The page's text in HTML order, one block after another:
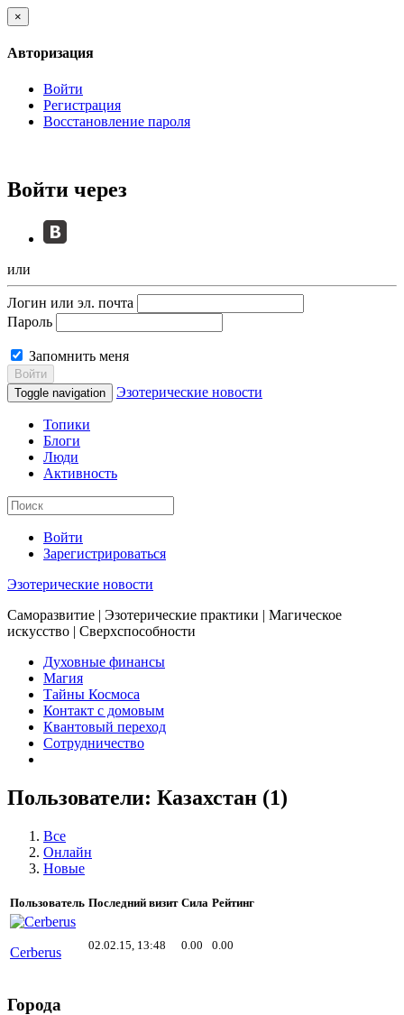
×
Авторизация
Войти
Регистрация
Восстановление пароля
Войти через
или
Логин или эл. почта
Пароль
Запомнить меня
Войти
Toggle navigation
Эзотерические новости
Топики
Блоги
Люди
Активность
Войти
Зарегистрироваться
Эзотерические новости
Саморазвитие | Эзотерические практики | Магическое
искусство | Сверхспособности
Духовные финансы
Магия
Тайны Космоса
Контакт с домовым
Квантовый переход
Сотрудничество
Пользователи: Казахстан (1)
Все
Онлайн
Новые
Пользователь Последний визит Сила Рейтинг
Cerberus 02.02.15, 13:48 0.00 0.00
Города